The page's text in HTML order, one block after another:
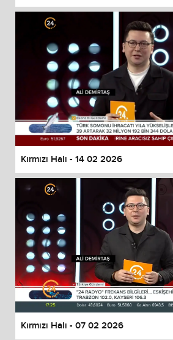
Kırmızı Halı - 14 02 2026
Kırmızı Halı - 07 02 2026